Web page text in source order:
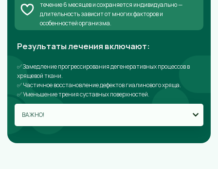
течение 6 месяцев и сохраняется индивидуально —
длительность зависит от многих факторов и
особенностей организма.
Результаты лечения включают:
✅ Замедление прогрессирования дегенеративных процессов в
хрящевой ткани.
✅ Частичное восстановление дефектов гиалинового хряща.
✅ Уменьшение трения суставных поверхностей.
ВАЖНО!